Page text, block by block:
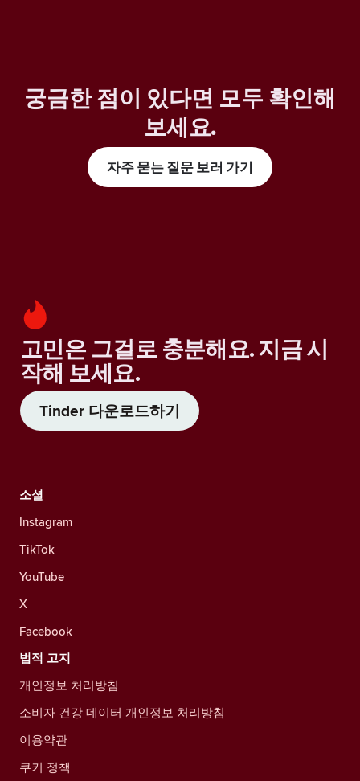
궁금한 점이 있다면 모두 확인해
보세요.
자주 묻는 질문 보러 가기
고민은 그걸로 충분해요. 지금 시
작해 보세요.
Tinder 다운로드하기
소셜
Instagram
TikTok
YouTube
X
Facebook
법적 고지
개인정보 처리방침
소비자 건강 데이터 개인정보 처리방침
이용약관
쿠키 정책